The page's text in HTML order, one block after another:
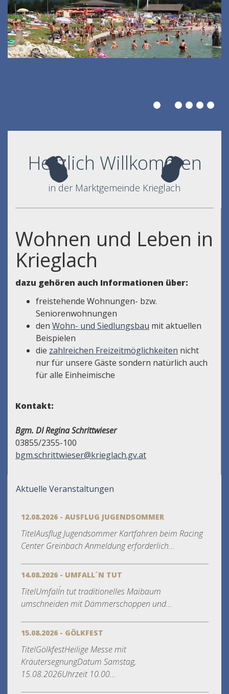
Herzlich Willkommen
in der Marktgemeinde Krieglach
Wohnen und Leben in
Krieglach
dazu gehören auch Informationen über:
freistehende Wohnungen- bzw.
Seniorenwohnungen
den Wohn- und Siedlungsbau mit aktuellen
Beispielen
die zahlreichen Freizeitmöglichkeiten nicht
nur für unsere Gäste sondern natürlich auch
für alle Einheimische
Kontakt:
Bgm. DI Regina Schrittwieser
03855/2355-100
bgm.schrittwieser@krieglach.gv.at
Aktuelle Veranstaltungen
12.08.2026 - AUSFLUG JUGENDSOMMER
TitelAusflug Jugendsommer Kartfahren beim Racing
Center Greinbach Anmeldung erforderlich...
14.08.2026 - UMFALL´N TUT
TitelUmfall´n tut traditionelles Maibaum
umschneiden mit Dämmerschoppen und...
15.08.2026 - GÖLKFEST
TitelGölkfestHeilige Messe mit
KräutersegnungDatum Samstag,
15.08.2026Uhrzeit 10.00...